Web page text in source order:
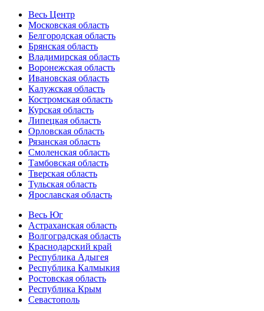
Весь Центр
Московская область
Белгородская область
Брянская область
Владимирская область
Воронежская область
Ивановская область
Калужская область
Костромская область
Курская область
Липецкая область
Орловская область
Рязанская область
Смоленская область
Тамбовская область
Тверская область
Тульская область
Ярославская область
Весь Юг
Астраханская область
Волгоградская область
Краснодарский край
Республика Адыгея
Республика Калмыкия
Ростовская область
Республика Крым
Севастополь